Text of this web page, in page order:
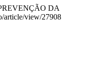
DA
article/view/27908